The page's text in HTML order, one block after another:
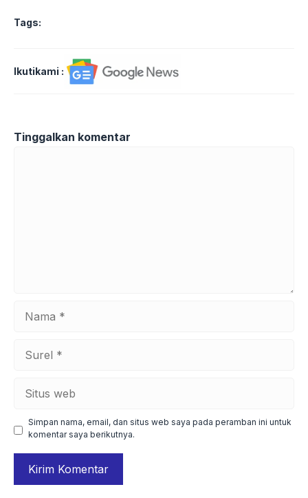
Tags:
Ikutikami :
Tinggalkan komentar
web
Simpan nama, email, dan situs web saya pada peramban ini untuk
komentar saya berikutnya.